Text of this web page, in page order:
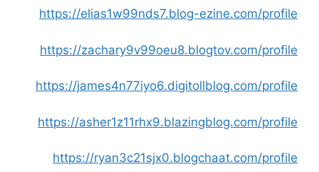
https://elias1w99nds7.blog-ezine.com/profile
https://zachary9v99oeu8.blogtov.com/profile
https://james4n77iyo6.digitollblog.com/profile
https://asher1z11rhx9.blazingblog.com/profile
https://ryan3c21sjx0.blogchaat.com/profile